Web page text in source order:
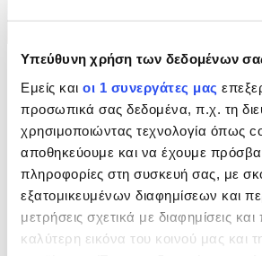
Υπεύθυνη χρήση των δεδομένων
Εμείς και οι 1 συνεργάτες μας
προσωπικά σας δεδομένα, π.χ. τη
χρησιμοποιώντας τεχνολογία όπως
αποθηκεύουμε και να έχουμε
πληροφορίες στη συσκευή σας, με
εξατομικευμένων διαφημίσεων και
μετρήσεις σχετικά με διαφημίσεις
καλύτερη εικόνα του κοινού μας και
Κατασκευασμένο για να ανταποκρίνεται
της προστασίας της άγριας ζωής, το
Conservancy διαθέτει ενσωματωμένη
διασχίζει ποτάμια και να ρυμουλκεί
διακριτικά. Βοηθώντας στην
των αγελών λιονταριών μέσα στο
καθοριστικό ρόλο στην αντικατάσταση
περιλαίμιου εντοπισμού ενός αρσενικού
προστατεύοντας τον φύλακα, ενώ αυτός